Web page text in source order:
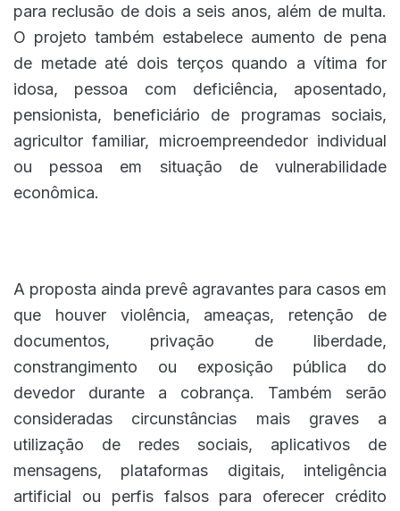
para reclusão de dois a seis anos, além de multa.
O projeto também estabelece aumento de pena
de metade até dois terços quando a vítima for
idosa, pessoa com deficiência, aposentado,
pensionista, beneficiário de programas sociais,
agricultor familiar, microempreendedor individual
ou pessoa em situação de vulnerabilidade
econômica.
A proposta ainda prevê agravantes para casos em
que houver violência, ameaças, retenção de
documentos, privação de liberdade,
constrangimento ou exposição pública do
devedor durante a cobrança. Também serão
consideradas circunstâncias mais graves a
utilização de redes sociais, aplicativos de
mensagens, plataformas digitais, inteligência
artificial ou perfis falsos para oferecer crédito